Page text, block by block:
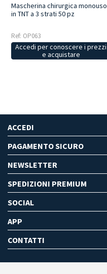
Mascherina chirurgica monouso
in TNT a 3 strati 50 pz
Ref: OP063
Accedi per conoscere i prezzi
e acquistare
ACCEDI
PAGAMENTO SICURO
NEWSLETTER
SPEDIZIONI PREMIUM
SOCIAL
APP
CONTATTI